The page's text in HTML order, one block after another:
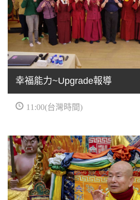
幸福能力~Upgrade報導
11:00(台灣時間)